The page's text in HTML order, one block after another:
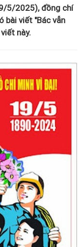
5/2025), đồng chí
bài viết "Bác vẫn
này.